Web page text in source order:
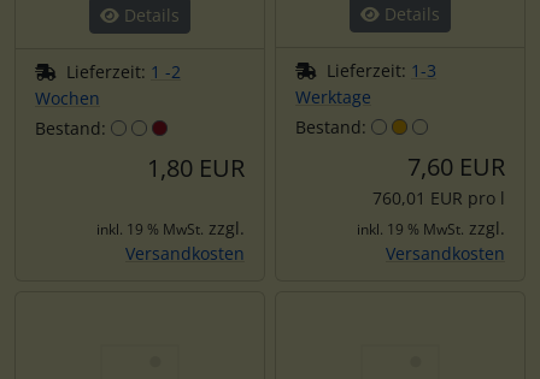
Details
Lieferzeit: 1 -2
Wochen
Bestand:
1,80 EUR
inkl. 19 % MwSt. zzgl.
Versandkosten
Details
Lieferzeit: 1-3
Werktage
Bestand:
7,60 EUR
760,01 EUR pro l
inkl. 19 % MwSt. zzgl.
Versandkosten